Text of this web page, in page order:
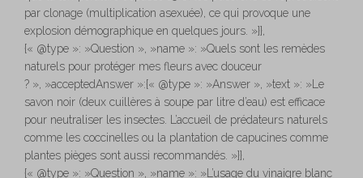
par clonage (multiplication asexuée), ce qui provoque une
explosion démographique en quelques jours. »}},
{« @type »: »Question », »name »: »Quels sont les remèdes
naturels pour protéger mes fleurs avec douceur
? », »acceptedAnswer »:{« @type »: »Answer », »text »: »Le
savon noir (deux cuillères à soupe par litre d’eau) est efficace
pour neutraliser les insectes. L’accueil de prédateurs naturels
comme les coccinelles ou la plantation de capucines comme
plantes pièges sont aussi recommandés. »}},
{« @type »: »Question », »name »: »L’usage du vinaigre blanc